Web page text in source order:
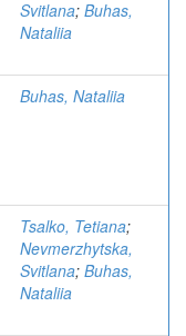
Svitlana; Buhas,
Nataliia
Buhas, Nataliia
Tsalko, Tetiana;
Nevmerzhytska,
Svitlana; Buhas,
Nataliia